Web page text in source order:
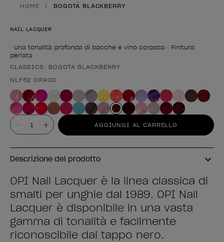
HOME BOGOTÁ BLACKBERRY
NAIL LACQUER
• Una tonalità profonda di bacche e vino corposo • Finitura
perlata
Forma del prodotto
CLASSICS: BOGOTÁ BLACKBERRY
NLF52 OPACO
Valore AGGIUNGI AL CARRELLO
Descrizione del prodotto
OPI Nail Lacquer è la linea classica di
smalti per unghie dal 1989. OPI Nail
Lacquer è disponibile in una vasta
gamma di tonalità e facilmente
riconoscibile dal tappo nero.